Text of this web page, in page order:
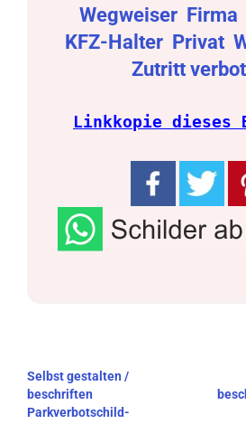
Wegweiser Firma
KFZ-Halter Privat
Zutritt
Linkkopie dieses
Beitragsnavigation
Selbst gestalten /
beschriften
Parkverbotschild-